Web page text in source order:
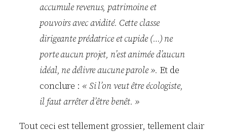
accumule revenus, patrimoine et
pouvoirs avec avidité. Cette classe
dirigeante prédatrice et cupide (…) ne
porte aucun projet, n’est animée d’aucun
idéal, ne délivre aucune parole ». Et de
conclure : « Si l’on veut être écologiste,
il faut arrêter d’être benêt. »
Tout ceci est tellement grossier, tellement clair